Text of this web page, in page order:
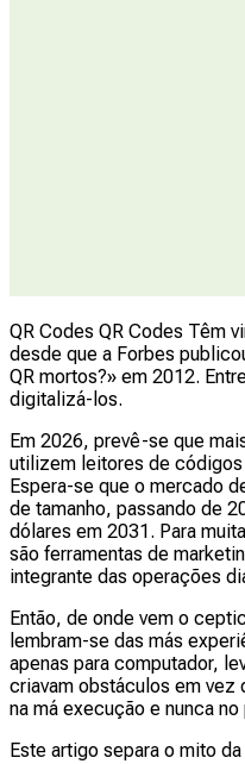
QR Codes QR Codes Têm
desde que a Forbes
QR mortos?» em 2012.
digitalizá-los.
Em 2026, prevê-se que
utilizem leitores de códigos
Espera-se que o mercado
de tamanho, passando de
dólares em 2031. Para
são ferramentas de
integrante das operações
Então, de onde vem o
lembram-se das más
apenas para computador,
criavam obstáculos em vez
na má execução e nunca
Este artigo separa o mito